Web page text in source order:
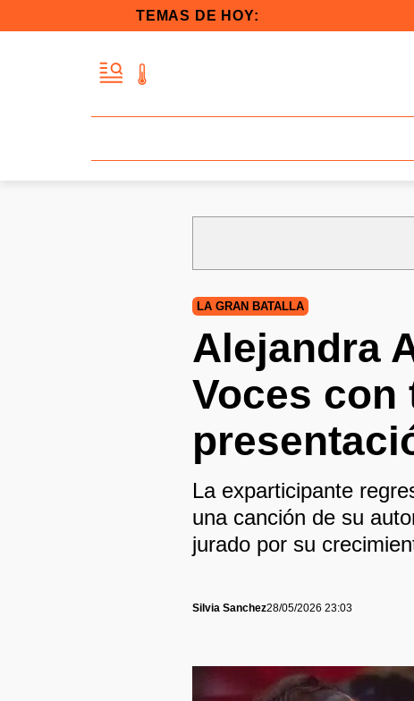
TEMAS DE HOY:
LA GRAN BATALLA
Alejandra
Voces con
La exparticipante
una canción de su
jurado por su
Silvia Sanchez28/05/2026 23:03